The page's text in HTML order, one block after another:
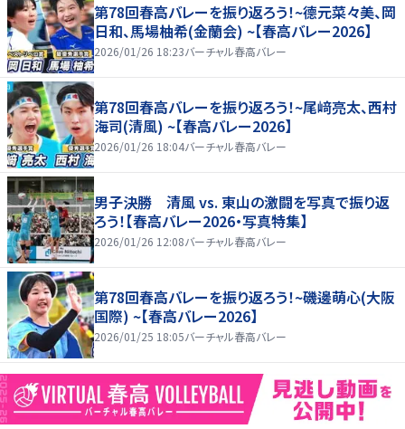
第78回春高バレーを振り返ろう！~德元菜々美、岡
日和、馬場柚希(金蘭会) ~【春高バレー2026】
2026/01/26 18:23バーチャル春高バレー
第78回春高バレーを振り返ろう！~尾﨑亮太、西村
海司(清風) ~【春高バレー2026】
2026/01/26 18:04バーチャル春高バレー
男子決勝 清風 vs. 東山の激闘を写真で振り返
ろう！【春高バレー2026・写真特集】
2026/01/26 12:08バーチャル春高バレー
第78回春高バレーを振り返ろう！~磯邊萌心(大阪
国際) ~【春高バレー2026】
2026/01/25 18:05バーチャル春高バレー